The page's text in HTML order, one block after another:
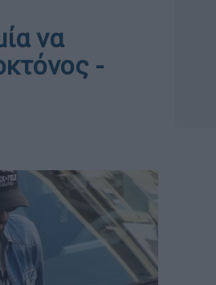
να
-